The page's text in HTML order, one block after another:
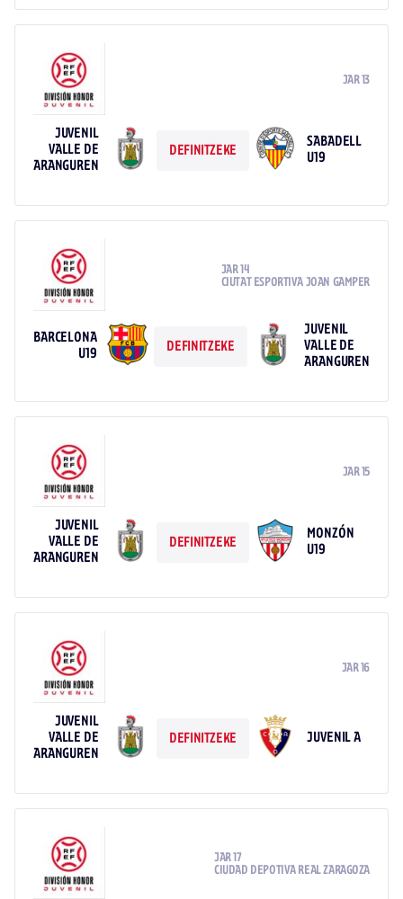
JAR 13
JUVENIL
VALLE DE
ARANGUREN
DEFINITZEKE
SABADELL
U19
JAR 14
CIUTAT ESPORTIVA JOAN GAMPER
BARCELONA
U19
DEFINITZEKE
JUVENIL
VALLE DE
ARANGUREN
JAR 15
JUVENIL
VALLE DE
ARANGUREN
DEFINITZEKE
MONZÓN
U19
JAR 16
JUVENIL
VALLE DE
ARANGUREN
DEFINITZEKE JUVENIL A
JAR 17
CIUDAD DEPOTIVA REAL ZARAGOZA